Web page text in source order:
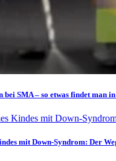
SMA – so etwas findet man
mit Down-Syndrom: Der